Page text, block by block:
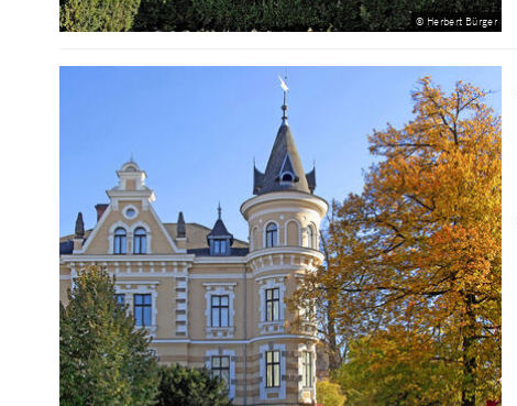
© Herbert Bürger